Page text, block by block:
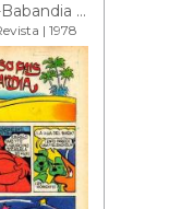
El misterioso país de Ali-Babandia ep. 18
| 1978